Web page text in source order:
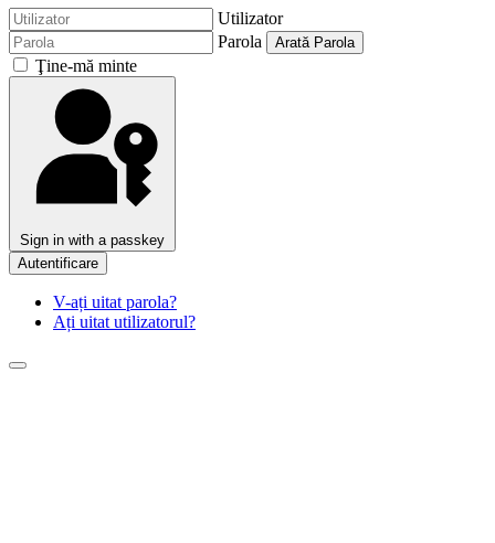
Utilizator
Parola
Arată Parola
Ţine-mă minte
Sign in with a passkey
Autentificare
V-ați uitat parola?
Ați uitat utilizatorul?